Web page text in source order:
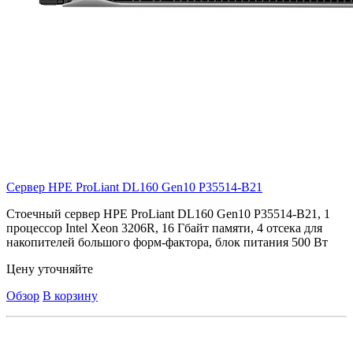
Сервер HPE ProLiant DL160 Gen10 P35514-B21
Стоечный сервер HPE ProLiant DL160 Gen10 P35514-B21, 1
процессор Intel Xeon 3206R, 16 Гбайт памяти, 4 отсека для
накопителей большого форм-фактора, блок питания 500 Вт
Цену уточняйте
Обзор В корзину